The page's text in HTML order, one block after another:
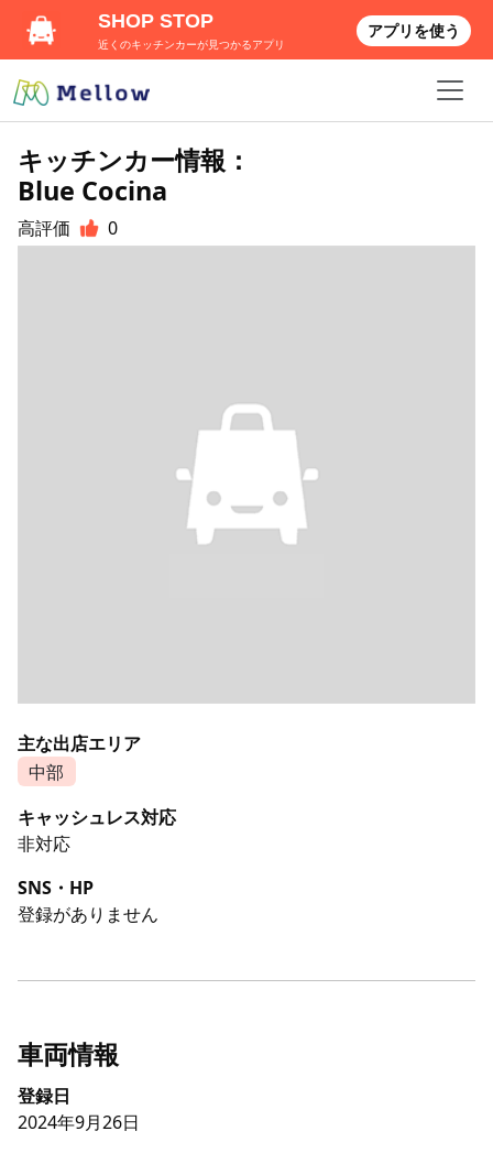
キッチンカー情報：
Blue Cocina
高評価 0
主な出店エリア
中部
キャッシュレス対応
非対応
SNS・HP
登録がありません
車両情報
登録日
2024年9月26日
SHOP STOP
近くのキッチンカーが見つかるアプリ
アプリを使う